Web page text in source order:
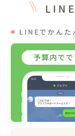
💍挙式
いました。
挙式の前にはファ
ちを伝えました。
挙式では、新婦
ーズンカラーの
たり、一斉フラ
大切な人たちと
温かい雰囲気に包
LINEでかんた